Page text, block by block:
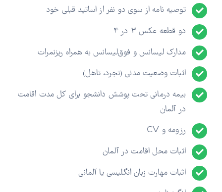
توصیه نامه از سوی دو نفر از اساتید قبلی خود
دو قطعه عکس 3 در 4
مدارک لیسانس و فوق‌لیسانس به همراه ریزنمرات
اثبات وضعیت مدنی (تجرد، تاهل)
بیمه درمانی تحت پوشش دانشجو برای کل مدت اقامت
در آلمان
رزومه و CV
اثبات محل اقامت در آلمان
اثبات مهارت زبان انگلیسی یا آلمانی